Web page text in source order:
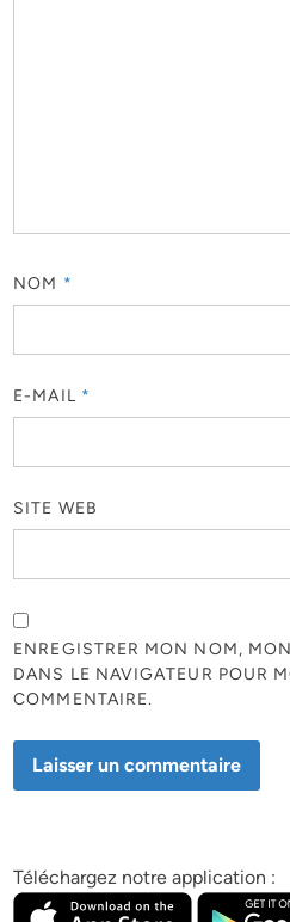
NOM *
E-MAIL *
SITE WEB
ENREGISTRER MON NOM,
DANS LE NAVIGATEUR POUR
COMMENTAIRE.
Téléchargez notre application :